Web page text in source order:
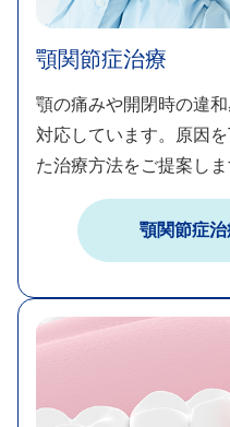
顎関節症治療​
顎の痛みや開閉時の違
対応しています。原因
た治療方法をご提案しま
顎関節症